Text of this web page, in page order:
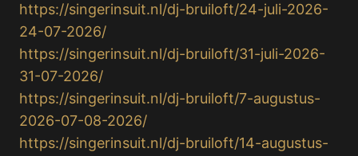
https://singerinsuit.nl/dj-bruiloft/24-juli-2026-
24-07-2026/
https://singerinsuit.nl/dj-bruiloft/31-juli-2026-
31-07-2026/
https://singerinsuit.nl/dj-bruiloft/7-augustus-
2026-07-08-2026/
https://singerinsuit.nl/dj-bruiloft/14-augustus-